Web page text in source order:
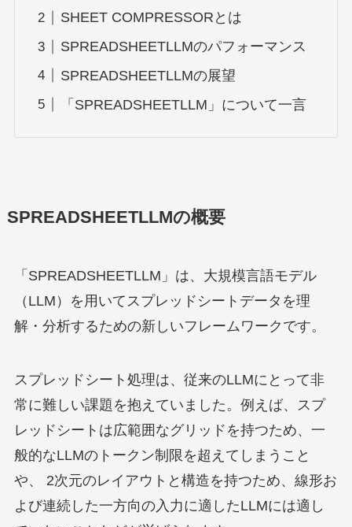
SHEET COMPRESSORとは
SPREADSHEETLLMのパフォーマンス
SPREADSHEETLLMの展望
「SPREADSHEETLLM」について一言
SPREADSHEETLLMの概要
「SPREADSHEETLLM」は、大規模言語モデル
（LLM）を用いてスプレッドシートデータを理
解・分析するための新しいフレームワークです。
スプレッドシート処理は、従来のLLMにとって非
常に難しい課題を抱えていました。例えば、スプ
レッドシートは広範囲なグリッドを持つため、一
般的なLLMのトークン制限を超えてしまうこと
や、 2次元のレイアウトと構造を持つため、線形お
よび連続した一方向の入力に適したLLMには適し